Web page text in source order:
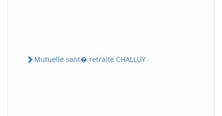
Mutuelle sant� retraite CHALLUY